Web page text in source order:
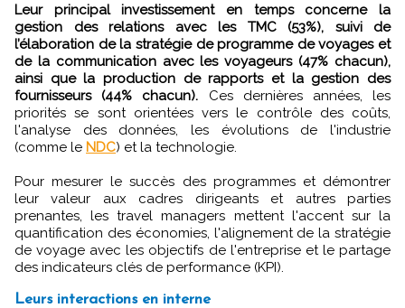
Leur principal investissement en temps concerne la
gestion des relations avec les TMC (53%), suivi de
l’élaboration de la stratégie de programme de voyages et
de la communication avec les voyageurs (47% chacun),
ainsi que la production de rapports et la gestion des
fournisseurs (44% chacun). Ces dernières années, les
priorités se sont orientées vers le contrôle des coûts,
l'analyse des données, les évolutions de l'industrie
(comme le NDC) et la technologie.
Pour mesurer le succès des programmes et démontrer
leur valeur aux cadres dirigeants et autres parties
prenantes, les travel managers mettent l'accent sur la
quantification des économies, l'alignement de la stratégie
de voyage avec les objectifs de l'entreprise et le partage
des indicateurs clés de performance (KPI).
Leurs interactions en interne